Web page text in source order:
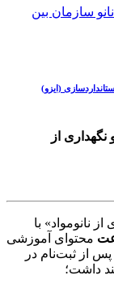
(ایزو)
از
نانومواد» با
محتوای آموزشی
از ثبت‌نام در
داشت؛